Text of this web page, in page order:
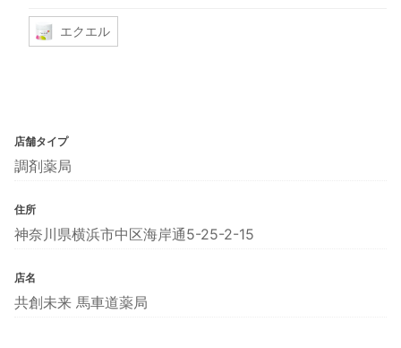
エクエル
店舗タイプ
調剤薬局
住所
神奈川県横浜市中区海岸通5-25-2-15
店名
共創未来 馬車道薬局